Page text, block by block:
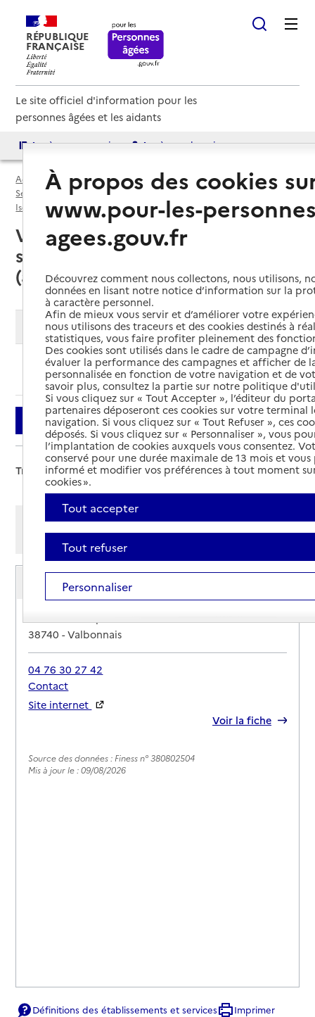
RÉPUBLIQUE
FRANÇAISE
Le site officiel d'information pour les
personnes âgées et les aidants
Accès aux annuaires Accès par besoin
Accueil
Espace annuaire
Services autonomie à domicile (aide et soins) par département
Isère (38)
Service autonomie à domicile (aide et soins)
Valbonnais (38740) : liste des
services autonomie à domicile
(aide et soins)
Modifier ma recherche
Ajouter cette recherche aux favoris
Filtrer
Trier par :
Afficher les résultats par:
Service de soins infirmiers à domicile
SSIAD ADMR de Corps-Valbonnais
38740-Valbonnais
04 76 30 27 42
Contact
Site internet
Voir la fiche
Source des données : Finess n° 380802504
Mis à jour le : 09/08/2026
Définitions des établissements et services
Imprimer
À propos des cookies
www.pour-les-
agees.gouv.fr
Découvrez comment nous collectons, nous utilisons,
données en lisant notre notice d’information sur la
à caractère personnel.
Afin de mieux vous servir et d’améliorer votre
nous utilisons des traceurs et des cookies destinés à
statistiques, vous faire profiter pleinement des
Des cookies sont utilisés dans le cadre de campagne
évaluer la performance des campagnes et afficher de
personnalisée en fonction de votre navigation et de
savoir plus, consultez la partie sur notre politique
Si vous cliquez sur « Tout Accepter », l’éditeur du
partenaires déposeront ces cookies sur votre terminal
navigation. Si vous cliquez sur « Tout Refuser », ces
déposés. Si vous cliquez sur « Personnaliser », vous
l’implantation de cookies auxquels vous consentez.
conservé pour une durée maximale de 13 mois et
informé et modifier vos préférences à tout moment
cookies ».
Tout accepter
Tout refuser
Personnaliser